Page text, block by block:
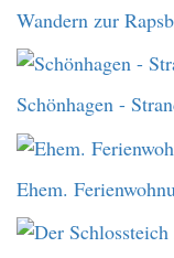
Wandern zur
Schönhagen -
Ehem.